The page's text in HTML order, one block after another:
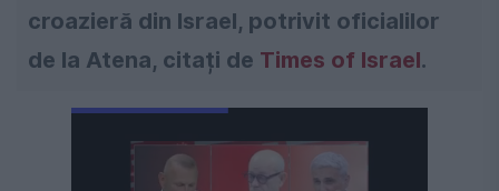
croazieră din Israel, potrivit oficialilor
de la Atena, citați de Times of Israel.